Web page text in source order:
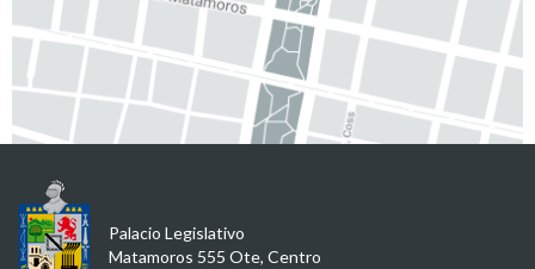
Palacio Legislativo
Matamoros 555 Ote, Centro